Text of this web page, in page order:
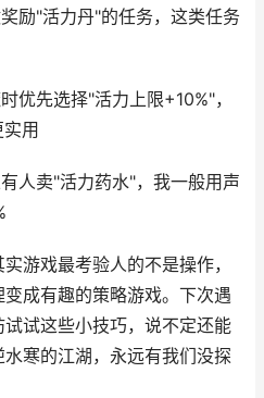
励"活力丹"的任务，这类任务
优先选择"活力上限+10%"，
用
人卖"活力药水"，我一般用声
游戏最考验人的不是操作，
成有趣的策略游戏。下次遇
试这些小技巧，说不定还能
寒的江湖，永远有我们没探